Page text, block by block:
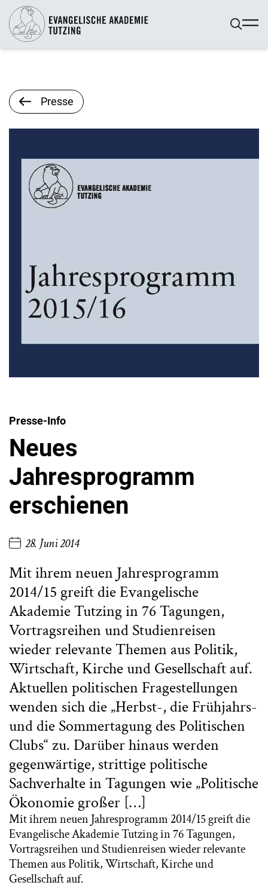
Presse
Presse-Info
Neues
Jahresprogramm
erschienen
28. Juni 2014
Mit ihrem neuen Jahresprogramm
2014/15 greift die Evangelische
Akademie Tutzing in 76 Tagungen,
Vortragsreihen und Studienreisen
wieder relevante Themen aus Politik,
Wirtschaft, Kirche und Gesellschaft auf.
Aktuellen politischen Fragestellungen
wenden sich die „Herbst-, die Frühjahrs-
und die Sommertagung des Politischen
Clubs“ zu. Darüber hinaus werden
gegenwärtige, strittige politische
Sachverhalte in Tagungen wie „Politische
Ökonomie großer […]
Mit ihrem neuen Jahresprogramm 2014/15 greift die
Evangelische Akademie Tutzing in 76 Tagungen,
Vortragsreihen und Studienreisen wieder relevante
Themen aus Politik, Wirtschaft, Kirche und
Gesellschaft auf.